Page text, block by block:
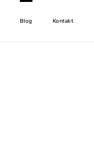
Blog Kontakt